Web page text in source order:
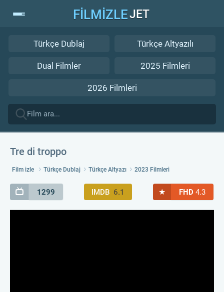
FİLMİZLEJET
Türkçe Dublaj Türkçe Altyazılı
Dual Filmler 2025 Filmleri
2026 Filmleri
Tre di troppo
Film izle Türkçe Dublaj Türkçe Altyazı 2023 Filmleri
1299 IMDB 6.1 ★ FHD 4.3